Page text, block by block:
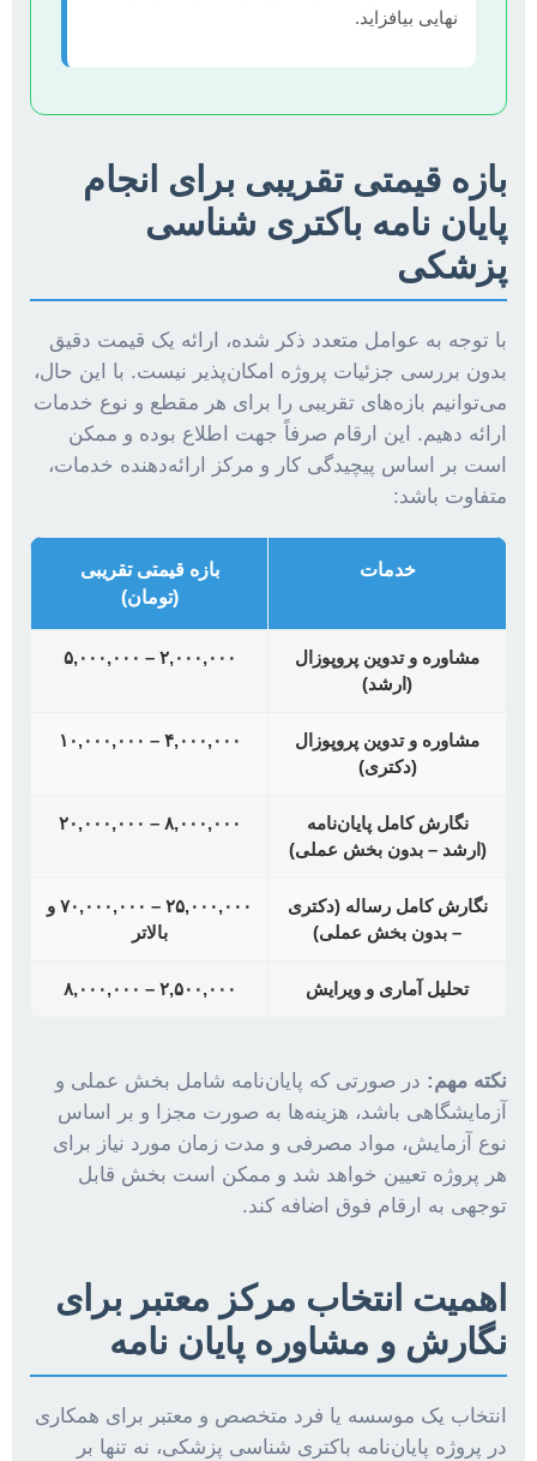
نهایی بیافزاید.
بازه قیمتی تقریبی برای انجام
پایان نامه باکتری شناسی
پزشکی
با توجه به عوامل متعدد ذکر شده، ارائه یک قیمت دقیق
بدون بررسی جزئیات پروژه امکان‌پذیر نیست. با این حال،
می‌توانیم بازه‌های تقریبی را برای هر مقطع و نوع خدمات
ارائه دهیم. این ارقام صرفاً جهت اطلاع بوده و ممکن
است بر اساس پیچیدگی کار و مرکز ارائه‌دهنده خدمات،
متفاوت باشد:
خدمات
بازه قیمتی تقریبی
(تومان)
مشاوره و تدوین پروپوزال
(ارشد)
۲,۰۰۰,۰۰۰ – ۵,۰۰۰,۰۰۰
مشاوره و تدوین پروپوزال
(دکتری)
۴,۰۰۰,۰۰۰ – ۱۰,۰۰۰,۰۰۰
نگارش کامل پایان‌نامه
(ارشد – بدون بخش عملی)
۸,۰۰۰,۰۰۰ – ۲۰,۰۰۰,۰۰۰
نگارش کامل رساله (دکتری
– بدون بخش عملی)
۲۵,۰۰۰,۰۰۰ – ۷۰,۰۰۰,۰۰۰ و
بالاتر
تحلیل آماری و ویرایش ۲,۵۰۰,۰۰۰ – ۸,۰۰۰,۰۰۰
نکته مهم: در صورتی که پایان‌نامه شامل بخش عملی و
آزمایشگاهی باشد، هزینه‌ها به صورت مجزا و بر اساس
نوع آزمایش، مواد مصرفی و مدت زمان مورد نیاز برای
هر پروژه تعیین خواهد شد و ممکن است بخش قابل
توجهی به ارقام فوق اضافه کند.
اهمیت انتخاب مرکز معتبر برای
نگارش و مشاوره پایان نامه
انتخاب یک موسسه یا فرد متخصص و معتبر برای همکاری
در پروژه پایان‌نامه باکتری شناسی پزشکی، نه تنها بر